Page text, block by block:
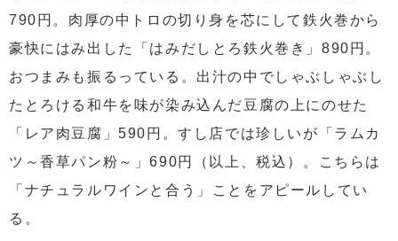
790円。肉厚の中トロの切り身を芯にして鉄火巻から
豪快にはみ出した「はみだしとろ鉄火巻き」890円。
おつまみも振るっている。出汁の中でしゃぶしゃぶし
たとろける和牛を味が染み込んだ豆腐の上にのせた
「レア肉豆腐」590円。すし店では珍しいが「ラムカ
ツ～香草パン粉～」690円（以上、税込）。こちらは
「ナチュラルワインと合う」ことをアピールしてい
る。